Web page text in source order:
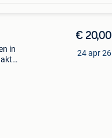
in
€ 20,00
24 apr 26